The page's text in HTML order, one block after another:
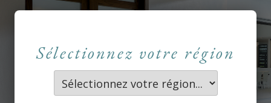
Sélectionnez votre région